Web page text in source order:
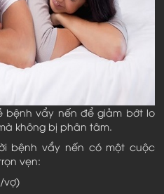
bệnh vẩy nến để giảm bớt lo
không bị phân tâm.
bệnh vẩy nến có một cuộc
vẹn:
vợ)